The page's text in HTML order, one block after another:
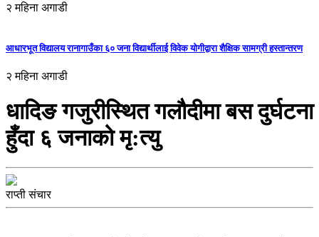
२ महिना अगाडी
आधारभूत विद्यालय रानागाउँका ६० जना विद्यार्थीलाई विवेक योगीद्वारा शैक्षिक सामग्री हस्तान्तरण
२ महिना अगाडी
धादिङ गजुरीस्थित गलौदीमा बस दुर्घटना
हुँदा ६ जनाको मृ:त्यु
राप्ती संचार